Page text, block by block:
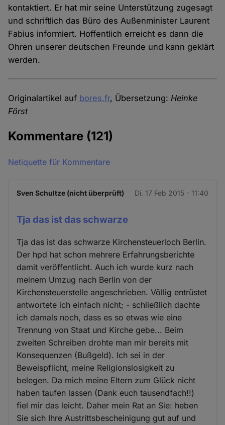
kontaktiert. Er hat mir seine Unterstützung zugesagt
und schriftlich das Büro des Außenminister Laurent
Fabius informiert. Hoffentlich erreicht es dann die
Ohren unserer deutschen Freunde und kann geklärt
werden.
Originalartikel auf bores.fr, Übersetzung: Heinke
Först
Kommentare (121)
Netiquette für Kommentare
Sven Schultze (nicht überprüft) Di. 17 Feb 2015 - 11:40
Tja das ist das schwarze
Tja das ist das schwarze Kirchensteuerloch Berlin.
Der hpd hat schon mehrere Erfahrungsberichte
damit veröffentlicht. Auch ich wurde kurz nach
meinem Umzug nach Berlin von der
Kirchensteuerstelle angeschrieben. Völlig entrüstet
antwortete ich einfach nicht; - schließlich dachte
ich damals noch, dass es so etwas wie eine
Trennung von Staat und Kirche gebe... Beim
zweiten Schreiben drohte man mir bereits mit
Konsequenzen (Bußgeld). Ich sei in der
Beweispflicht, meine Religionslosigkeit zu
belegen. Da mich meine Eltern zum Glück nicht
haben taufen lassen (Dank euch tausendfach!!)
fiel mir das leicht. Daher mein Rat an Sie: heben
Sie sich Ihre Austrittsbescheinigung gut auf und